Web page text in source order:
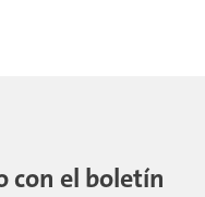
con el boletín